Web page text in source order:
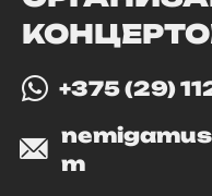
+375 (29)
m